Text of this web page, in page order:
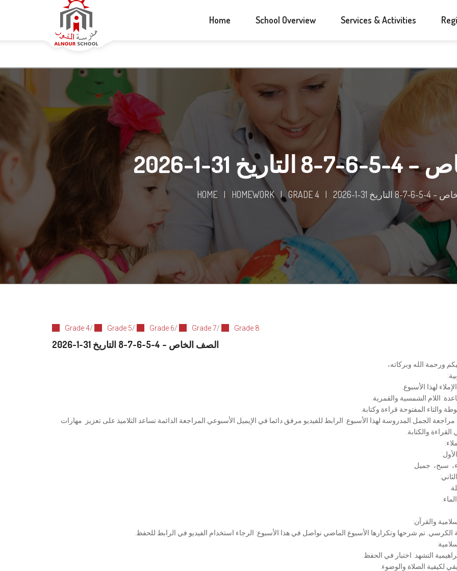
+1-613-265-5060
Home School Overview Services & Activities
31-1-2026
HOME | HOMEWORK | GRADE 4 | 31-1-2026
Grade 4/ Grade 5/ Grade 6/ Grade 7/ Grade 8
الصف الخاص – 4-5-6-7-8 التاريخ 31-1-2026
ورحمة الله وبركاته،
لهذا الأسبوع.
اللام الشمسية والقمرية.
والتاء المفتوحة قراءة وكتابة.
الجمل المدروسة لهذا الأسبوع: الرابط للفيديو مرفق دائما في الإيميل الأسبوعي.المراجعة الدائمة تساعد التلاميذ على تعزيز مهارات
القراءة والكتابة.
سبح، جميل.
والقرآن:
الكرسي. تم شرحها وتكرارها الأسبوع الماضي نواصل في هذا الأسبوع: الرجاء استخدام الفيديو في الرابط للحفظ.
التشهد: اختبار في الحفظ.
لكيفية الصلاة والوضوء.